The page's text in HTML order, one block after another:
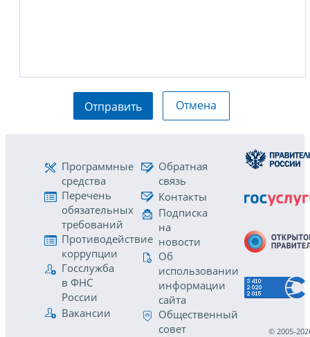
Отправить Отмена
Программные
средства
Перечень
обязательных
требований
Противодействие
коррупции
Госслужба
в ФНС
России
Вакансии
Обратная
связь
Контакты
Подписка
на
новости
Об
использовании
информации
сайта
Общественный
совет
© 2005-